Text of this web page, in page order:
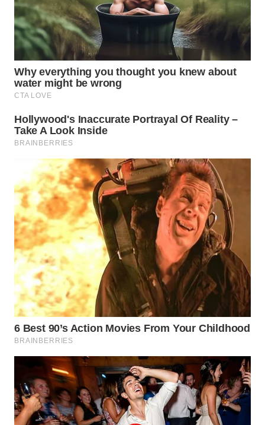
WN
SULUT
WN
MALUKU
WN
WN
WN
DANAU
TOBA
WN
NIAS
WN
LANGKAT
WN
TAPANULI
SELATAN
WN
TANJUNG
LESUNG